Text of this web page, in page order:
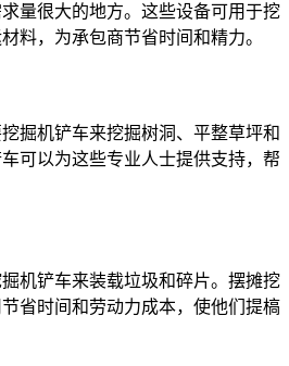
量很大的地方。这些设备可用于挖
料，为承包商节省时间和精力。
掘机铲车来挖掘树洞、平整草坪和
可以为这些专业人士提供支持，帮
机铲车来装载垃圾和碎片。摆摊挖
省时间和劳动力成本，使他们提槁